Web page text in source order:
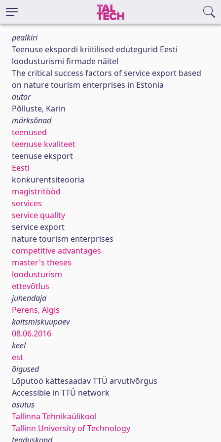
pealkiri
Teenuse ekspordi kriitilised edutegurid Eesti
loodusturismi firmade näitel
The critical success factors of service export based
on nature tourism enterprises in Estonia
autor
Põlluste, Karin
märksõnad
teenused
teenuse kvaliteet
teenuse eksport
Eesti
konkurentsiteooria
magistritööd
services
service quality
service export
nature tourism enterprises
competitive advantages
master's theses
loodusturism
ettevõtlus
juhendaja
Perens, Algis
kaitsmiskuupäev
08.06.2016
keel
est
õigused
Lõputöö kättesaadav TTÜ arvutivõrgus
Accessible in TTÜ network
asutus
Tallinna Tehnikaülikool
Tallinn University of Technology